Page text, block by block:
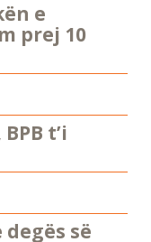
e
prej 10
t’i
së